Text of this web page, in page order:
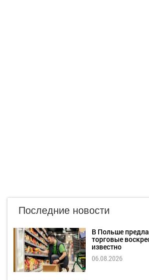
Последние новости
В Польше
торговые
известно
06.08.2026